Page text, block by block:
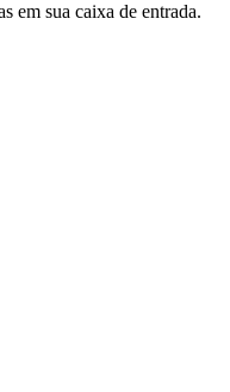
em sua caixa de entrada.